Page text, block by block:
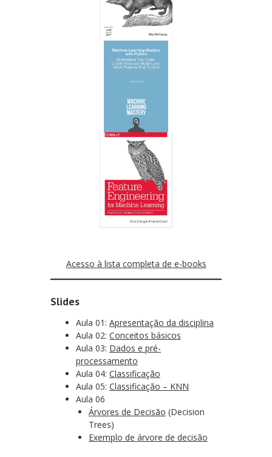
Acesso à lista completa de e-books
Slides
Aula 01: Apresentação da disciplina
Aula 02: Conceitos básicos
Aula 03: Dados e pré-
processamento
Aula 04: Classificação
Aula 05: Classificação – KNN
Aula 06
Árvores de Decisão (Decision
Trees)
Exemplo de árvore de decisão